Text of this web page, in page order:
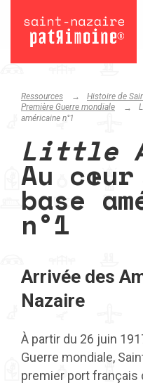
Ressources
Histoire de
Première Guerre mondiale
américaine n°1
Little
Au
base
n°1
Arrivée des
Nazaire
À partir du 26 juin
Guerre mondiale,
premier port français